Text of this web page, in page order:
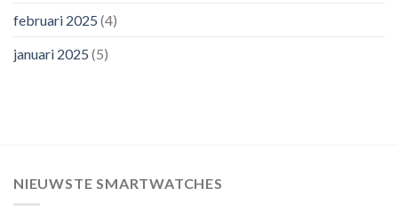
februari 2025 (4)
januari 2025 (5)
NIEUWSTE SMARTWATCHES